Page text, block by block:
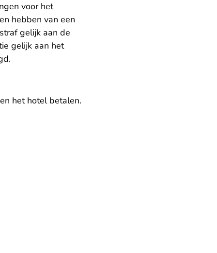
voor het
hebben van een
gelijk aan de
gelijk aan het
het hotel betalen.